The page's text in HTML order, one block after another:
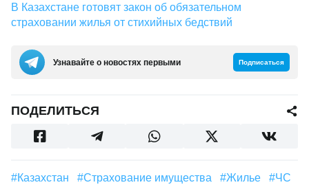
В Казахстане готовят закон об обязательном
страховании жилья от стихийных бедствий
Узнавайте о новостях первыми Подписаться
ПОДЕЛИТЬСЯ
#Казахстан #страхование имущества #Жилье #ЧС